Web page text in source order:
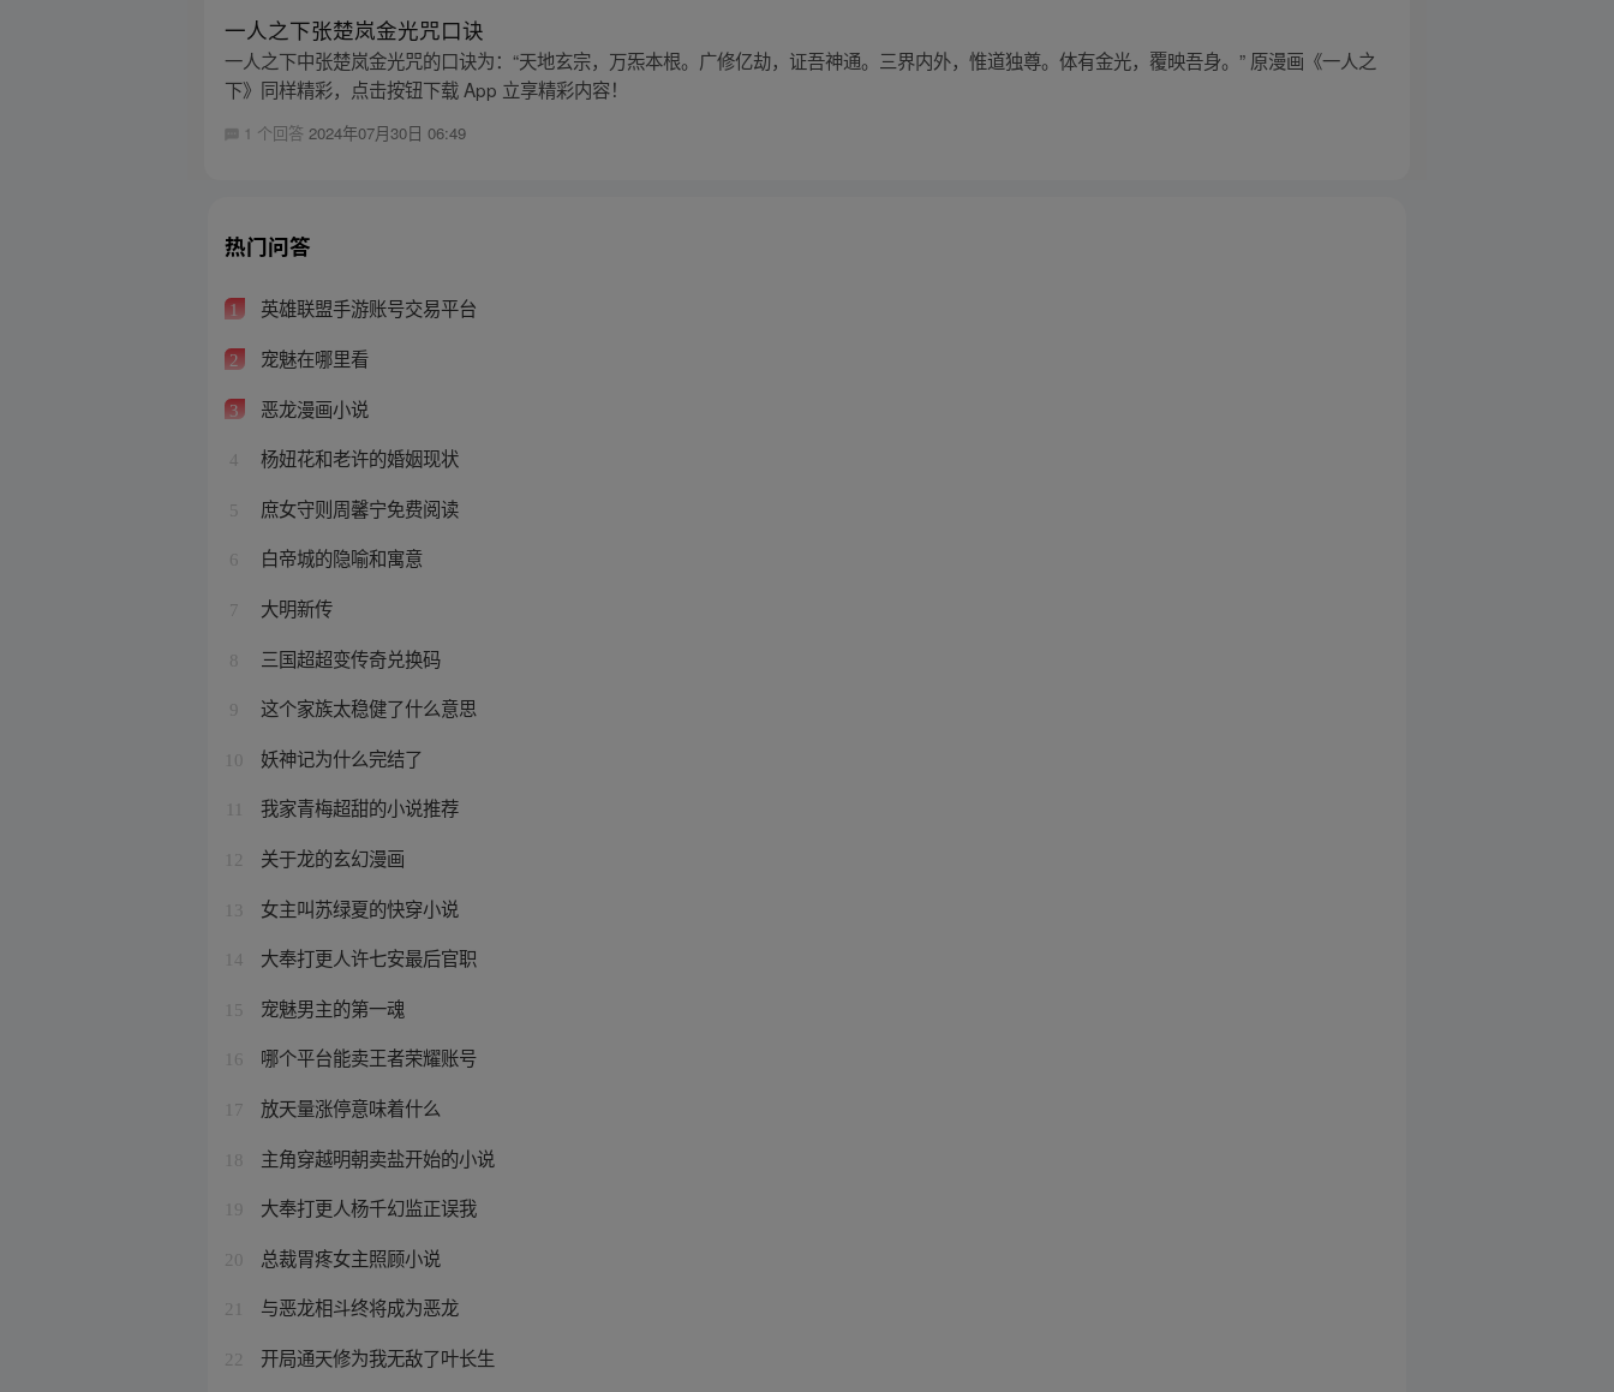
一人之下张楚岚金光咒口诀
一人之下中张楚岚金光咒的口诀为：“天地玄宗，万炁本根。广修亿劫，证吾神通。三界内外，惟道独尊。体有金光，覆映吾身。” 原漫画《一人之
下》同样精彩，点击按钮下载 App 立享精彩内容！
1 个回答2024年07月30日 06:49
热门问答
1 英雄联盟手游账号交易平台
2 宠魅在哪里看
3 恶龙漫画小说
4 杨妞花和老许的婚姻现状
5 庶女守则周馨宁免费阅读
6 白帝城的隐喻和寓意
7 大明新传
8 三国超超变传奇兑换码
9 这个家族太稳健了什么意思
10 妖神记为什么完结了
我家青梅超甜的小说推荐
12 关于龙的玄幻漫画
13 女主叫苏绿夏的快穿小说
14 大奉打更人许七安最后官职
15 宠魅男主的第一魂
16 哪个平台能卖王者荣耀账号
17 放天量涨停意味着什么
18 主角穿越明朝卖盐开始的小说
19 大奉打更人杨千幻监正误我
20 总裁胃疼女主照顾小说
21 与恶龙相斗终将成为恶龙
22 开局通天修为我无敌了叶长生